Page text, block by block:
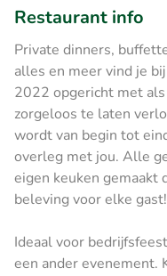
Restaurant info
Private dinners,
alles en meer vind je
2022 opgericht met
zorgeloos te laten
wordt van begin tot
overleg met jou. Alle
eigen keuken gemaakt
beleving voor elke gast!
Ideaal voor
een ander evenement.